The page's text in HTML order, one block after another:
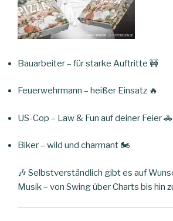
Bauarbeiter – für starke Auftritte 🚧
Feuerwehrmann – heißer Einsatz 🔥
US-Cop – Law & Fun auf deiner Feier 🚓
Biker – wild und charmant 🏍️
🎶 Selbstverständlich gibt es auf
Musik – von Swing über Charts bis hin